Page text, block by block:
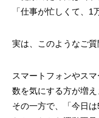
「仕事が忙しくて、
実は、このようなご質
スマートフォンやス
数を気にする方が増え
その一方で、「今日